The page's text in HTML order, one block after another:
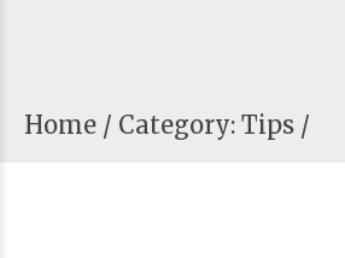
Home Category: Tips /